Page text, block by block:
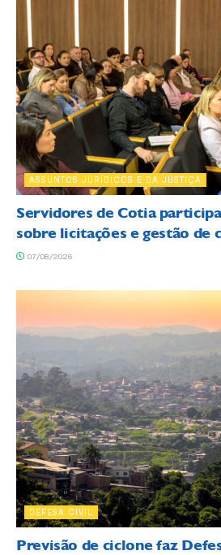
ASSUNTOS JURÍDICOS E DA JUSTIÇA
Servidores de Cotia
sobre licitações e gestão de
07/08/2026
DEFESA CIVIL
Previsão de ciclone faz